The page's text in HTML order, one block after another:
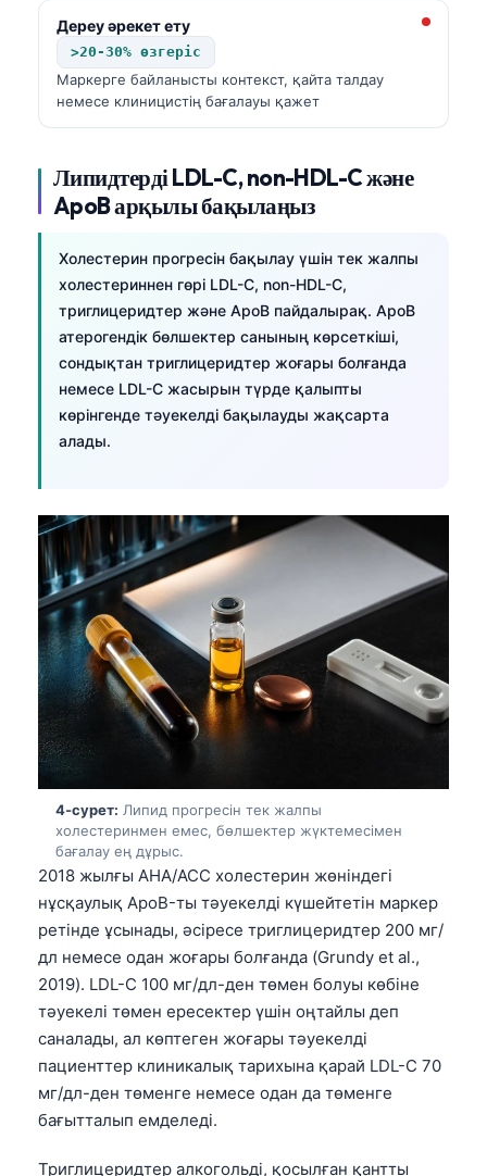
Дереу әрекет ету
>20-30% өзгеріс
Маркерге байланысты контекст, қайта талдау
немесе клиницистің бағалауы қажет
Липидтерді LDL-C, non-HDL-C және
ApoB арқылы бақылаңыз
Холестерин прогресін бақылау үшін тек жалпы
холестериннен гөрі LDL-C, non-HDL-C,
триглицеридтер және ApoB пайдалырақ. ApoB
атерогендік бөлшектер санының көрсеткіші,
сондықтан триглицеридтер жоғары болғанда
немесе LDL-C жасырын түрде қалыпты
көрінгенде тәуекелді бақылауды жақсарта
алады.
4-сурет: Липид прогресін тек жалпы
холестеринмен емес, бөлшектер жүктемесімен
бағалау ең дұрыс.
2018 жылғы AHA/ACC холестерин жөніндегі
нұсқаулық ApoB-ты тәуекелді күшейтетін маркер
ретінде ұсынады, әсіресе триглицеридтер 200 мг/
дл немесе одан жоғары болғанда (Grundy et al.,
2019). LDL-C 100 мг/дл-ден төмен болуы көбіне
тәуекелі төмен ересектер үшін оңтайлы деп
саналады, ал көптеген жоғары тәуекелді
пациенттер клиникалық тарихына қарай LDL-C 70
мг/дл-ден төменге немесе одан да төменге
бағытталып емделеді.
Триглицеридтер алкогольді, қосылған қантты